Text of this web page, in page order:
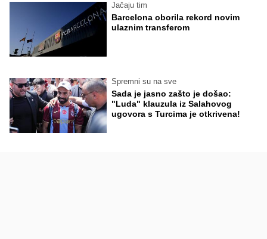
Jačaju tim
Barcelona oborila rekord novim
ulaznim transferom
Spremni su na sve
Sada je jasno zašto je došao:
"Luda" klauzula iz Salahovog
ugovora s Turcima je otkrivena!